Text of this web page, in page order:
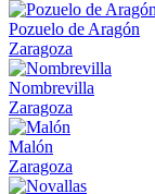
Pozuelo de Aragón
Zaragoza
Nombrevilla
Zaragoza
Malón
Zaragoza